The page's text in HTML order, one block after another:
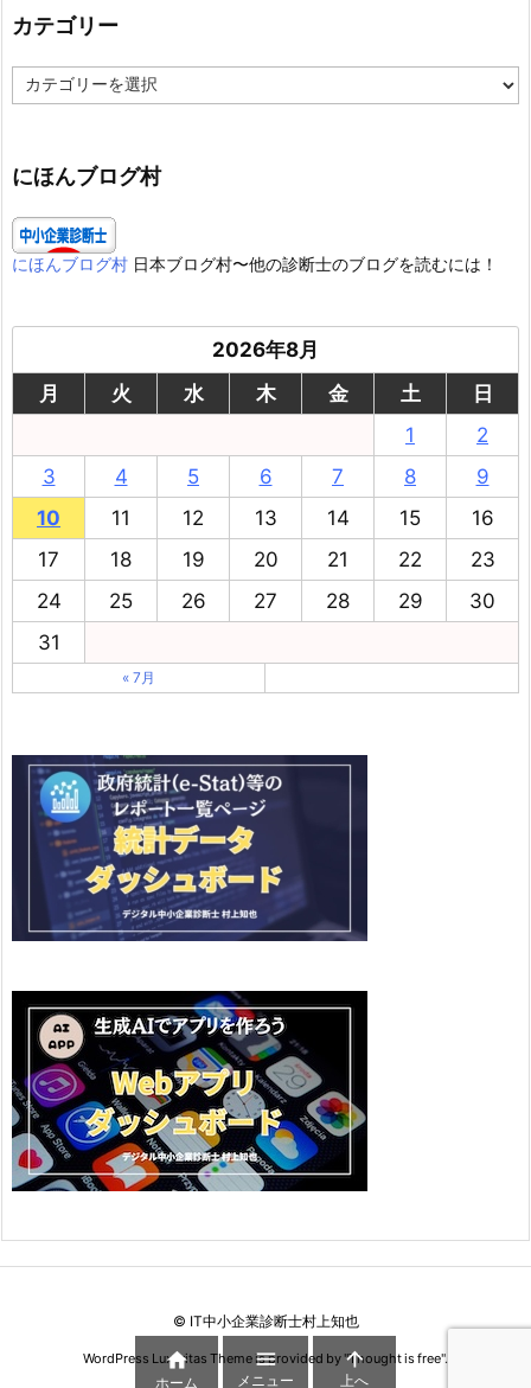
カテゴリー
テ
ー
にほんブログ村
にほんブログ村 日本ブログ村〜他の診断士のブログを読むには！
2026年8月
月
火 水 木 金 土
日
1
2
3
4 5 6 7 8
9
10
11 12 13 14 15
16
17
18 19 20 21 22
23
24
25 26 27 28 29
30
31
« 7月
© IT中小企業診断士村上知也
WordPress Luxeritas Theme is provided by "Thought is free".

ホーム

メニュー

上へ